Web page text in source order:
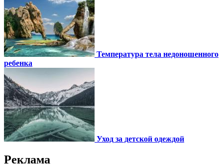
Температура тела недоношенного
ребенка
Уход за детской одеждой
Реклама